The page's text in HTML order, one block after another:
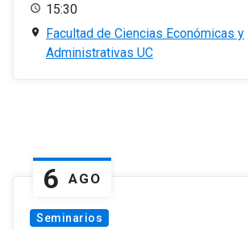
15:30
Facultad de Ciencias Económicas y
Administrativas UC
6 AGO
Seminarios